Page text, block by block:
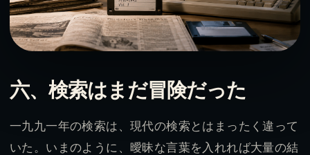
六、検索はまだ冒険だった
一九九一年の検索は、現代の検索とはまったく違って
いた。いまのように、曖昧な言葉を入れれば大量の結